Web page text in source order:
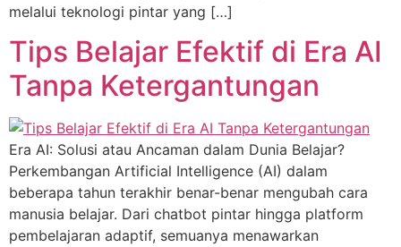
melalui teknologi pintar yang […]
Tips Belajar Efektif di Era AI
Tanpa Ketergantungan
Era AI: Solusi atau Ancaman dalam Dunia Belajar?
Perkembangan Artificial Intelligence (AI) dalam
beberapa tahun terakhir benar-benar mengubah cara
manusia belajar. Dari chatbot pintar hingga platform
pembelajaran adaptif, semuanya menawarkan